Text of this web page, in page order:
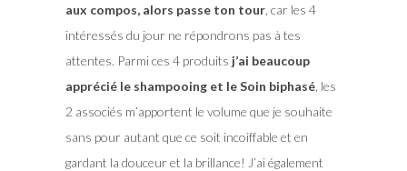
aux compos, alors passe ton tour, car les 4
intéressés du jour ne répondrons pas à tes
attentes. Parmi ces 4 produits j’ai beaucoup
apprécié le shampooing et le Soin biphasé, les
2 associés m’apportent le volume que je souhaite
sans pour autant que ce soit incoiffable et en
gardant la douceur et la brillance! J’ai également